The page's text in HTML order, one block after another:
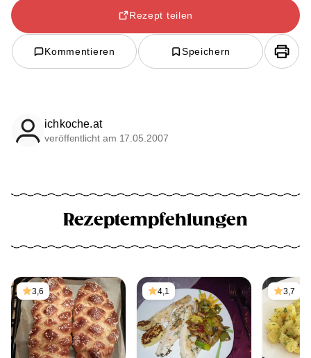
Rezept teilen
Kommentieren Speichern
ichkoche.at
veröffentlicht am 17.05.2007
Rezeptempfehlungen
3,6 4,1 3,7